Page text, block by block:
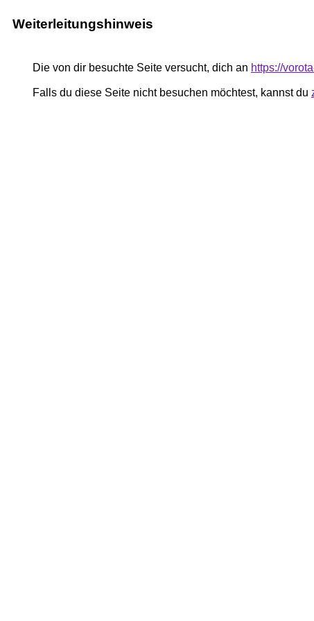
Weiterleitungshinweis
Die von dir besuchte Seite versucht, dich an https://
Falls du diese Seite nicht besuchen möchtest, kannst du